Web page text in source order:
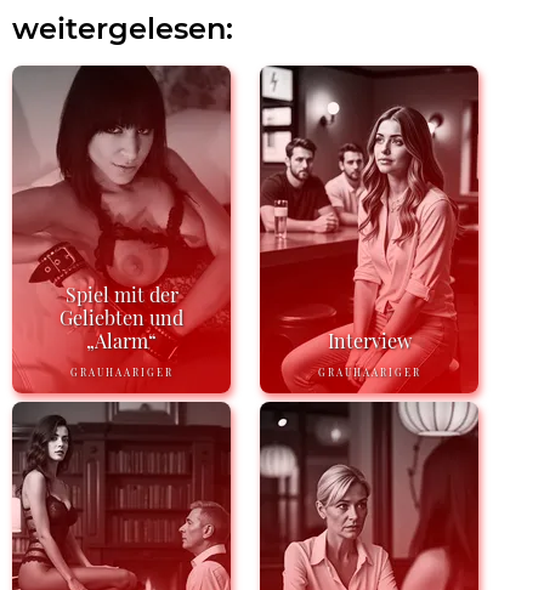
weitergelesen:
Spiel mit der
Geliebten und
„Alarm“
GRAUHAARIGER
Interview
GRAUHAARIGER